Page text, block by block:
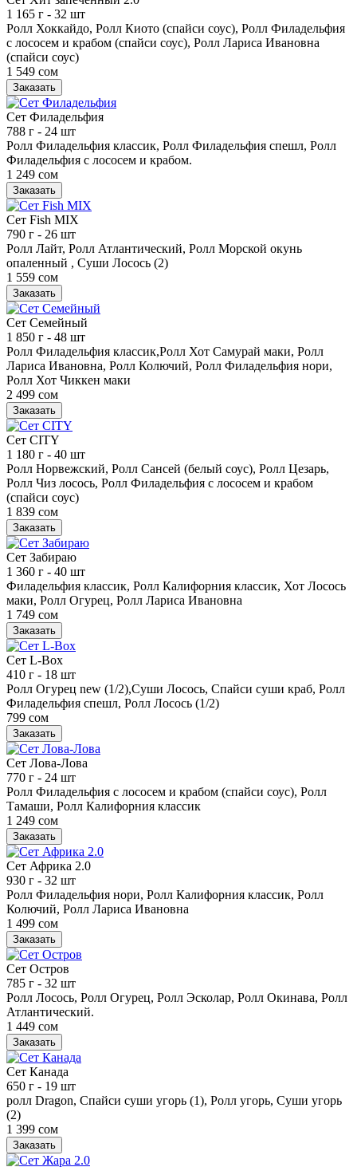
1 165 г - 32 шт
Ролл Хоккайдо, Ролл Киото (спайси соус), Ролл Филадельфия
с лососем и крабом (спайси соус), Ролл Лариса Ивановна
(спайси соус)
1 549 сом
Заказать
Сет Филадельфия
788 г - 24 шт
Ролл Филадельфия классик, Ролл Филадельфия спешл, Ролл
Филадельфия с лососем и крабом.
1 249 сом
Заказать
Сет Fish MIX
790 г - 26 шт
Ролл Лайт, Ролл Атлантический, Ролл Морской окунь
опаленный , Суши Лосось (2)
1 559 сом
Заказать
Сет Семейный
1 850 г - 48 шт
Ролл Филадельфия классик,Ролл Хот Самурай маки, Ролл
Лариса Ивановна, Ролл Колючий, Ролл Филадельфия нори,
Ролл Хот Чиккен маки
2 499 сом
Заказать
Сет CITY
1 180 г - 40 шт
Ролл Норвежский, Ролл Сансей (белый соус), Ролл Цезарь,
Ролл Чиз лосось, Ролл Филадельфия с лососем и крабом
(спайси соус)
1 839 сом
Заказать
Сет Забираю
1 360 г - 40 шт
Филадельфия классик, Ролл Калифорния классик, Хот Лосось
маки, Ролл Огурец, Ролл Лариса Ивановна
1 749 сом
Заказать
Сет L-Box
410 г - 18 шт
Ролл Огурец new (1/2),Суши Лосось, Спайси суши краб, Ролл
Филадельфия спешл, Ролл Лосось (1/2)
799 сом
Заказать
Сет Лова-Лова
770 г - 24 шт
Ролл Филадельфия с лососем и крабом (спайси соус), Ролл
Тамаши, Ролл Калифорния классик
1 249 сом
Заказать
Сет Африка 2.0
930 г - 32 шт
Ролл Филадельфия нори, Ролл Калифорния классик, Ролл
Колючий, Ролл Лариса Ивановна
1 499 сом
Заказать
Сет Остров
785 г - 32 шт
Ролл Лосось, Ролл Огурец, Ролл Эсколар, Ролл Окинава, Ролл
Атлантический.
1 449 сом
Заказать
Сет Канада
650 г - 19 шт
ролл Dragon, Спайси суши угорь (1), Ролл угорь, Суши угорь
(2)
1 399 сом
Заказать